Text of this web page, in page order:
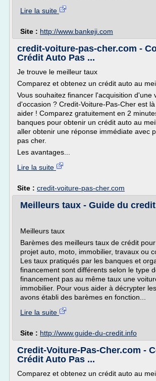
Lire la suite
Site : http://www.bankeji.com
credit-voiture-pas-cher.com -
Crédit Auto Pas ...
Je trouve le meilleur taux
Comparez et obtenez un crédit auto au
Vous souhaitez financer l'acquisition d'une
d'occasion ? Credit-Voiture-Pas-Cher est
aider ! Comparez gratuitement en 2
banques pour obtenir un crédit auto au
aller obtenir une réponse immédiate avec
pas cher.
Les avantages...
Lire la suite
Site : credit-voiture-pas-cher.com
Meilleurs taux - Guide du credit
Meilleurs taux
Barèmes des meilleurs taux de crédit
projet auto, moto, immobilier, travaux ou
Les taux pratiqués par les banques et
financement sont différents selon le type
financement pas au même taux une
immobilier. Pour vous aider à décrypter
avons établi des barèmes en fonction...
Lire la suite
Site : http://www.guide-du-credit.info
Credit-Voiture-Pas-Cher.com -
Crédit Auto Pas ...
Comparez et obtenez un crédit auto au